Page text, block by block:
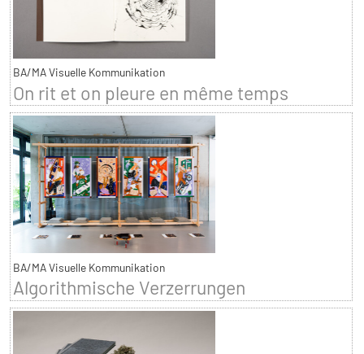
BA/MA Visuelle Kommunikation
On rit et on pleure en même temps
BA/MA Visuelle Kommunikation
Algorithmische Verzerrungen